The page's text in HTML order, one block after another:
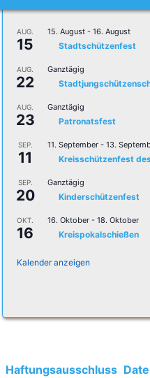
AUG.
15
15. August - 16. August
Stadtschützenfest
AUG.
22
Ganztägig
AUG.
23
Ganztägig
Patronatsfest
SEP.
11
11. September - 13.
Kreisschützenfest
SEP.
20
Ganztägig
Kinderschützenfest
OKT.
16
16. Oktober - 18. Oktober
Kreispokalschießen
Kalender anzeigen
Haftungsausschluss